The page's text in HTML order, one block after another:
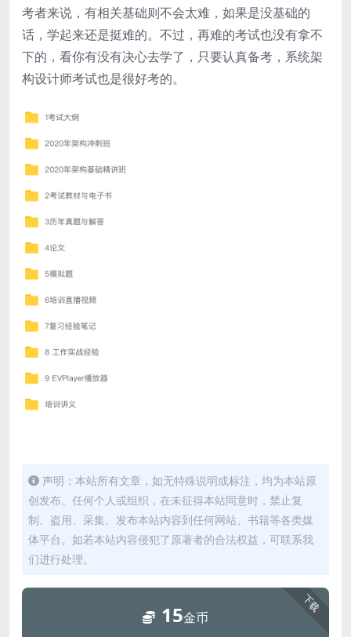
考者来说，有相关基础则不会太难，如果是没基础的
话，学起来还是挺难的。不过，再难的考试也没有拿不
下的，看你有没有决心去学了，只要认真备考，系统架
构设计师考试也是很好考的。
声明：本站所有文章，如无特殊说明或标注，均为本站原
创发布。任何个人或组织，在未征得本站同意时，禁止复
制、盗用、采集、发布本站内容到任何网站、书籍等各类媒
体平台。如若本站内容侵犯了原著者的合法权益，可联系我
们进行处理。
下载
15金币